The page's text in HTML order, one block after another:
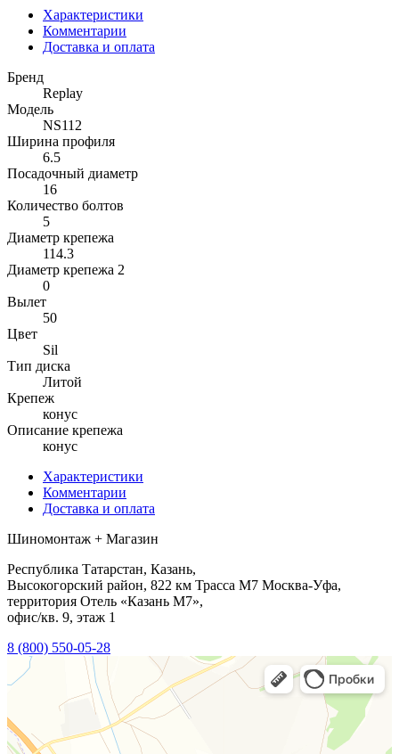
Характеристики
Комментарии
Доставка и оплата
Бренд
Replay
Модель
NS112
Ширина профиля
6.5
Посадочный диаметр
16
Количество болтов
5
Диаметр крепежа
114.3
Диаметр крепежа 2
0
Вылет
50
Цвет
Sil
Тип диска
Литой
Крепеж
конус
Описание крепежа
конус
Характеристики
Комментарии
Доставка и оплата
Шиномонтаж + Магазин
Республика Татарстан, Казань,
Высокогорский район, 822 км Трасса М7 Москва-Уфа,
территория Отель «Казань М7»,
офис/кв. 9, этаж 1
8 (800) 550-05-28